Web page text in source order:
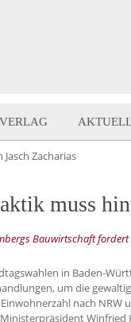
VERLAG
Jasch Zacharias
muss
Bauwirtschaft
in Baden-
um die
nach NRW
Winfried